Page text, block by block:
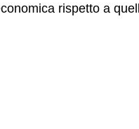
rispetto a